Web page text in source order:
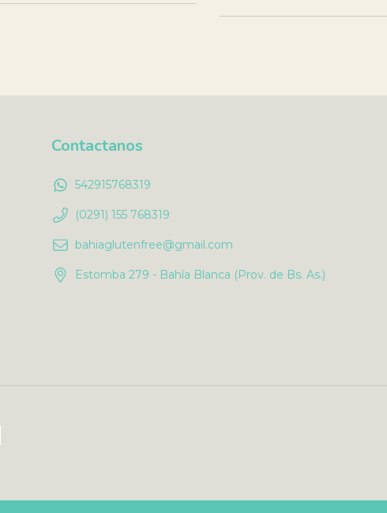
Contactanos
542915768319
(0291) 155 768319
bahiaglutenfree@gmail.com
Estomba 279 - Bahía Blanca (Prov. de Bs. As.)